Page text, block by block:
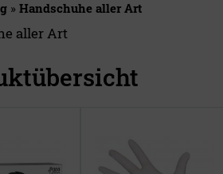
» Handschuhe aller Art
aller Art